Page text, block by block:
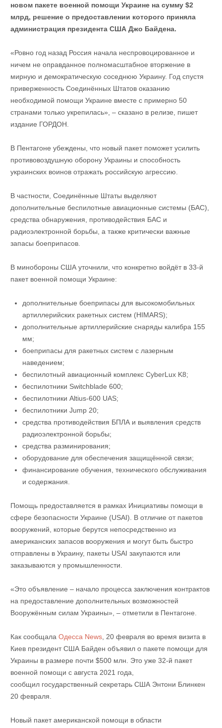
новом пакете военной помощи Украине на сумму $2
млрд, решение о предоставлении которого приняла
администрация президента США Джо Байдена.
«Ровно год назад Россия начала неспровоцированное и
ничем не оправданное полномасштабное вторжение в
мирную и демократическую соседнюю Украину. Год спустя
приверженность Соединённых Штатов оказанию
необходимой помощи Украине вместе с примерно 50
странами только укрепилась», – сказано в релизе, пишет
издание ГОРДОН.
В Пентагоне убеждены, что новый пакет поможет усилить
противовоздушную оборону Украины и способность
украинских воинов отражать российскую агрессию.
В частности, Соединённые Штаты выделяют
дополнительные беспилотные авиационные системы (БАС),
средства обнаружения, противодействия БАС и
радиоэлектронной борьбы, а также критически важные
запасы боеприпасов.
В минобороны США уточнили, что конкретно войдёт в 33-й
пакет военной помощи Украине:
дополнительные боеприпасы для высокомобильных
артиллерийских ракетных систем (HIMARS);
дополнительные артиллерийские снаряды калибра 155
мм;
боеприпасы для ракетных систем с лазерным
наведением;
беспилотный авиационный комплекс CyberLux K8;
беспилотники Switchblade 600;
беспилотники Altius-600 UAS;
беспилотники Jump 20;
средства противодействия БПЛА и выявления средств
радиоэлектронной борьбы;
средства разминирования;
оборудование для обеспечения защищённой связи;
финансирование обучения, технического обслуживания
и содержания.
Помощь предоставляется в рамках Инициативы помощи в
сфере безопасности Украине (USAI). В отличие от пакетов
вооружений, которые берутся непосредственно из
американских запасов вооружения и могут быть быстро
отправлены в Украину, пакеты USAI закупаются или
заказываются у промышленности.
«Это объявление – начало процесса заключения контрактов
на предоставление дополнительных возможностей
Вооружённым силам Украины», – отметили в Пентагоне.
Как сообщала Одесса News, 20 февраля во время визита в
Киев президент США Байден объявил о пакете помощи для
Украины в размере почти $500 млн. Это уже 32-й пакет
военной помощи с августа 2021 года,
сообщил государственный секретарь США Энтони Блинкен
20 февраля.
Новый пакет американской помощи в области